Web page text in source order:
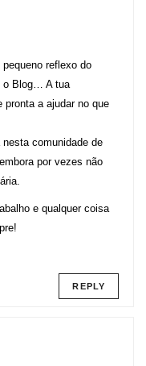
reflexo do
o Blog… A tua
a ajudar no que
comunidade de
por vezes não
e qualquer coisa
REPLY